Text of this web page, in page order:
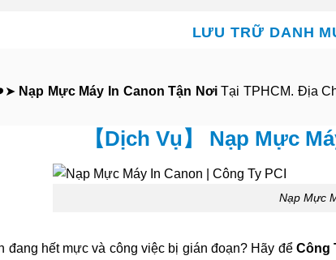
LƯU TRỮ DANH
Nạp Mực Máy In Canon Tận NơiTại TPHCM. Địa
【Dịch Vụ】 Nạp Mực
Nạp Mực
đang hết mực và công việc bị gián đoạn? Hãy để Công